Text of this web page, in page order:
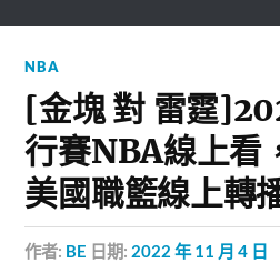
NBA
[金塊 對 雷霆
行賽NBA線上看
美國職籃線上轉
作者: BE 日期: 2022 年 11 月 4 日